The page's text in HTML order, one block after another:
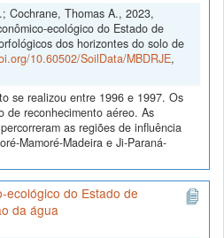
Cochrane, Thomas A., 2023,
ecológico do Estado de
dos horizontes do solo de
10.60502/SoilData/MBDRJE,
se realizou entre 1996 e 1997. Os
de reconhecimento aéreo. As
as regiões de influência
Mamoré-Madeira e Ji-Paraná-
ecológico do Estado de
da água